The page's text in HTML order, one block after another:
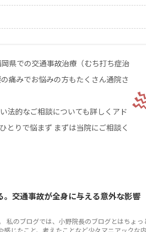
県での交通事故治療（むち打ち症治
痛みでお悩みの方もたくさん通院さ
法的なご相談についても詳しくアド
とりで悩まず まずは当院にご相談く
交通事故が全身に与える意外な影響
私のブログでは、小野院長のブログとはちょっ